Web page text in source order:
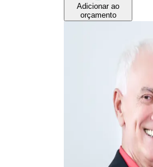
Adicionar ao
orçamento